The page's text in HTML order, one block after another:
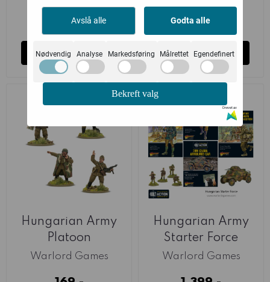
369,-
på lager
Kjøp
369,-
Ikke på lager
Kjøp
Hungarian Army
Platoon
Commanders
Warlord Games
Hungarian Army
Starter Force
(Warlord)
Warlord Games
Avslå alle Godta alle
Nødvendig Analyse Markedsføring Målrettet Egendefinert
Bekreft valg
Drevet av